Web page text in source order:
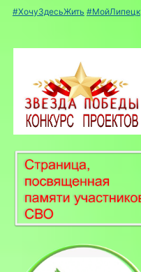
#ХочуЗдесьЖить #МойЛипецк